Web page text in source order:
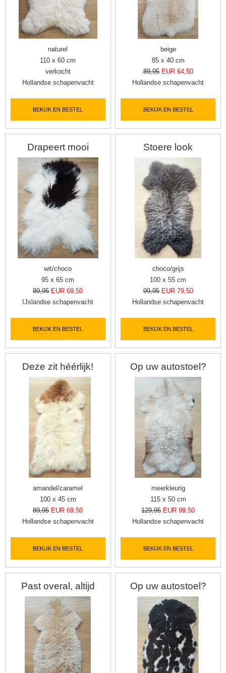
naturel
110 x 60 cm
verkocht
Hollandse schapenvacht
BEKIJK EN BESTEL
beige
85 x 40 cm
89,95 EUR 64,50
Hollandse schapenvacht
BEKIJK EN BESTEL
Drapeert mooi
wit/choco
95 x 65 cm
89,95 EUR 69,50
IJslandse schapenvacht
BEKIJK EN BESTEL
Stoere look
choco/grijs
100 x 55 cm
99,95 EUR 79,50
Hollandse schapenvacht
BEKIJK EN BESTEL
Deze zit héérlijk!
amandel/caramel
100 x 45 cm
89,95 EUR 69,50
Hollandse schapenvacht
BEKIJK EN BESTEL
Op uw autostoel?
meerkleurig
115 x 50 cm
129,95 EUR 99,50
Hollandse schapenvacht
BEKIJK EN BESTEL
Past overal, altijd Op uw autostoel?